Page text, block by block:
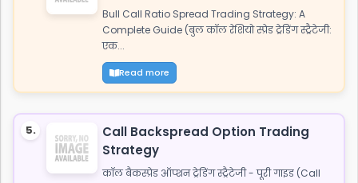
Bull Call Ratio Spread Trading Strategy: A
Complete Guide (बुल कॉल रेशियो स्प्रेड ट्रेडिंग स्ट्रैटेजी:
एक...
Read more
5.
Call Backspread Option Trading
Strategy
कॉल बैकस्प्रेड ऑप्शन ट्रेडिंग स्ट्रैटेजी - पूरी गाइड (Call